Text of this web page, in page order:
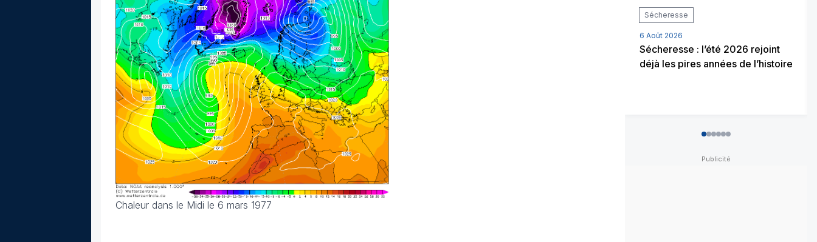
Chaleur dans le Midi le 6 mars 1977
Sécheresse
6 Août 2026
Sécheresse : l’été 2026 rejoint
déjà les pires années de l’histoire
012345